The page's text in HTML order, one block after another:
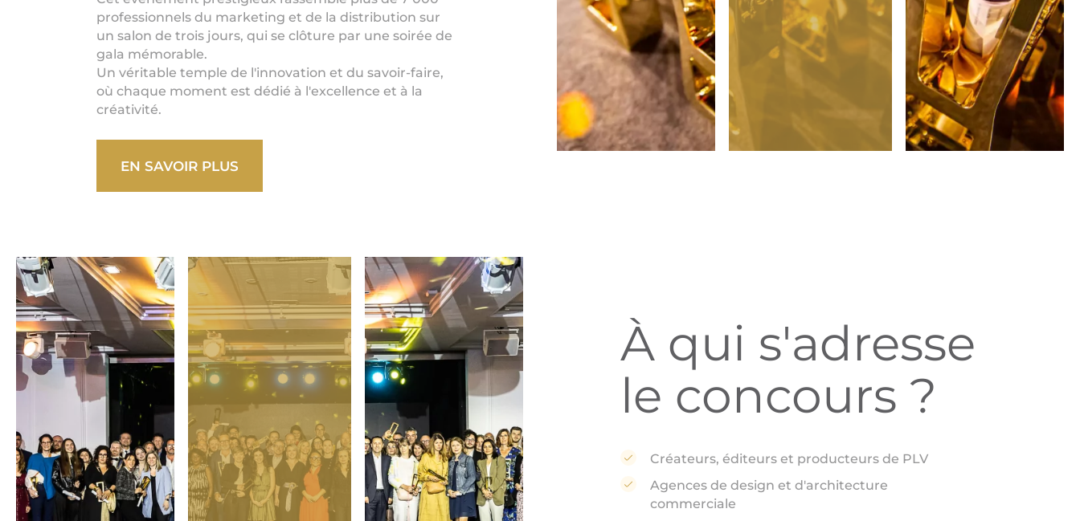
professionnels du marketing et de la distribution sur
un salon de trois jours, qui se clôture par une soirée de
gala mémorable.
Un véritable temple de l'innovation et du savoir-faire,
où chaque moment est dédié à l'excellence et à la
créativité.
EN SAVOIR PLUS
À qui s'adresse
le concours ?
Créateurs, éditeurs et producteurs de PLV
Agences de design et d'architecture
commerciale